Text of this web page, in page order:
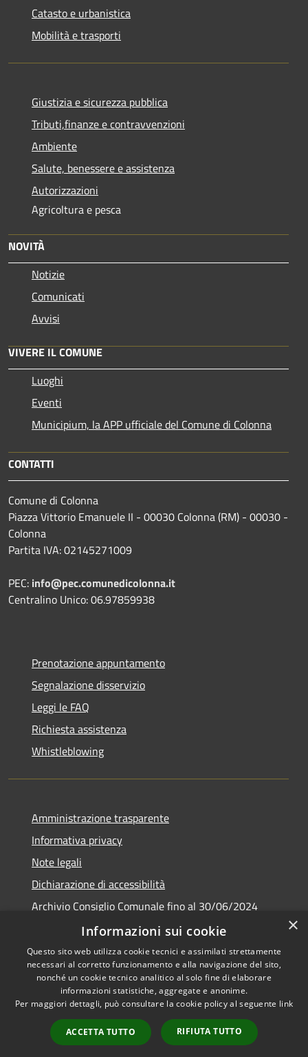
Catasto e urbanistica
Mobilità e trasporti
Giustizia e sicurezza pubblica
Tributi,finanze e contravvenzioni
Ambiente
Salute, benessere e assistenza
Autorizzazioni
Agricoltura e pesca
NOVITÀ
Notizie
Comunicati
Avvisi
VIVERE IL COMUNE
Luoghi
Eventi
Municipium, la APP ufficiale del Comune di Colonna
CONTATTI
Comune di Colonna
Piazza Vittorio Emanuele II - 00030 Colonna (RM) - 00030 -
Colonna
Partita IVA: 02145271009
PEC: info@pec.comunedicolonna.it
Centralino Unico: 06.97859938
Prenotazione appuntamento
Segnalazione disservizio
Leggi le FAQ
Richiesta assistenza
Whistleblowing
Amministrazione trasparente
Informativa privacy
Note legali
Dichiarazione di accessibilità
Archivio Consiglio Comunale fino al 30/06/2024
Consiglio Comunale Online
RSS
Accessibilità
Copyright © 2026 • Comune di
Municipium•
Accesso
redazione
×
Informazioni sui cookie
Questo sito web utilizza cookie tecnici e assimilati strettamente
necessari al corretto funzionamento e alla navigazione del sito,
nonché un cookie tecnico analitico al solo fine di elaborare
informazioni statistiche, aggregate e anonime.
Per maggiori dettagli, può consultare la cookie policy al seguente link
ACCETTA TUTTO RIFIUTA TUTTO